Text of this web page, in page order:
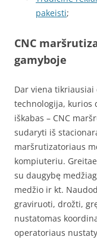
pakeisti;
CNC
gamyboje
Dar viena tikriausiai
technologija, kurios
iškabas – CNC
sudaryti iš
maršrutizatoriaus
kompiuteriu.
su daugybę
medžio ir kt.
graviruoti, drožti,
nustatomas
operatoriaus